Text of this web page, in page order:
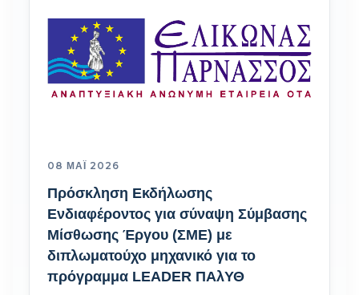
08 ΜΆΙ 2026
Πρόσκληση Εκδήλωσης
Ενδιαφέροντος για σύναψη Σύμβασης
Μίσθωσης Έργου (ΣΜΕ) με
διπλωματούχο μηχανικό για το
πρόγραμμα LEADER ΠΑλΥΘ